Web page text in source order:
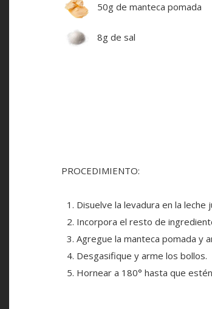
50g de manteca pomada
8g de sal
PROCEDIMIENTO:
Disuelve la levadura en la leche
Incorpora el resto de
Agregue la manteca pomada y
Desgasifique y arme los bollos.
Hornear a 180° hasta que